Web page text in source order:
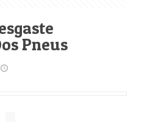
Pneus